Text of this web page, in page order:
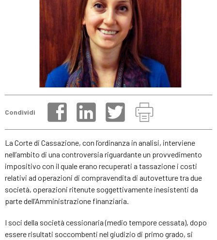
Condividi
La Corte di Cassazione, con l’ordinanza in analisi, interviene
nell’ambito di una controversia riguardante un provvedimento
impositivo con il quale erano recuperati a tassazione i costi
relativi ad operazioni di compravendita di autovetture tra due
società, operazioni ritenute soggettivamente inesistenti da
parte dell’Amministrazione finanziaria.
I soci della società cessionaria (medio tempore cessata), dopo
essere risultati soccombenti nel giudizio di primo grado, si